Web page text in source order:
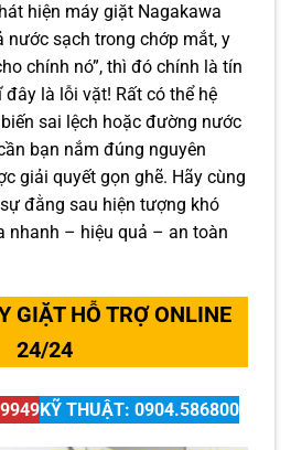
hiện máy giặt Nagakawa
nước sạch trong chớp mắt, y
chính nó”, thì đó chính là tín
là lỗi vặt! Rất có thể hệ
sai lệch hoặc đường nước
bạn nắm đúng nguyên
giải quyết gọn ghẽ. Hãy cùng
đằng sau hiện tượng khó
nhanh – hiệu quả – an toàn
GIẶT HỖ TRỢ ONLINE
24/24
KỸ THUẬT: 0904.586800